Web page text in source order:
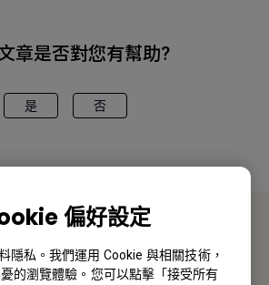
偏好設定
隱私。我們運用 Cookie 與相關技術，
的瀏覽體驗。您可以點擊「接受所有
章是否對您有幫助?
是 否
聯絡我們